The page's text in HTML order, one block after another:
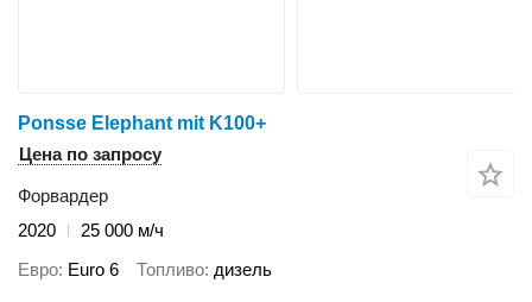
Ponsse Elephant mit K100+
Цена по запросу
Форвардер
2020
25 000 м/ч
Евро Euro 6 Топливо дизель